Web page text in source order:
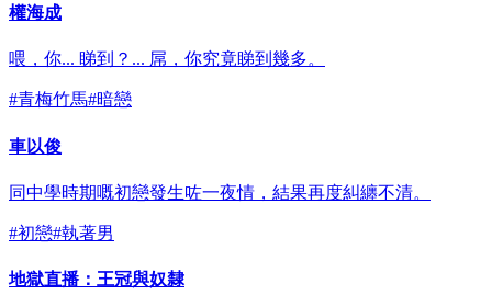
權海成
喂，你... 睇到？... 屌，你究竟睇到幾多。
#青梅竹馬#暗戀
車以俊
同中學時期嘅初戀發生咗一夜情，結果再度糾纏不清。
#初戀#執著男
地獄直播：王冠與奴隸